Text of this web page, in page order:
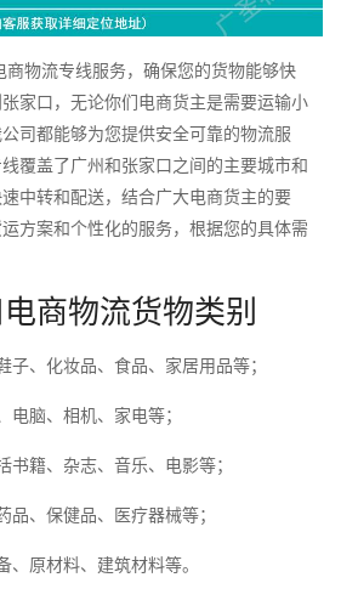
物流专线服务，确保您的货物能够快
家口，无论你们电商货主是需要运输小
司都能够为您提供安全可靠的物流服
覆盖了广州和张家口之间的主要城市和
中转和配送，结合广大电商货主的要
方案和个性化的服务，根据您的具体需
商物流货物类别
子、化妆品、食品、家居用品等；
电脑、相机、家电等；
书籍、杂志、音乐、电影等；
品、保健品、医疗器械等；
、原材料、建筑材料等。